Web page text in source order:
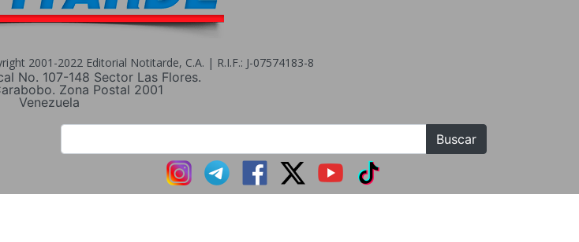
2001-2022 Editorial Notitarde, C.A. | R.I.F.: J-07574183-8
No. 107-148 Sector Las Flores.
Zona Postal 2001
Venezuela
Buscar